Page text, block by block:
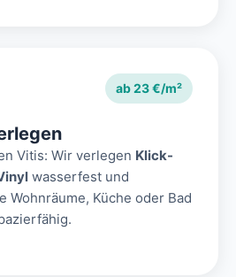
ab 23 €/m²
Vitis: Wir verlegen Klick-
wasserfest und
Wohnräume, Küche oder Bad